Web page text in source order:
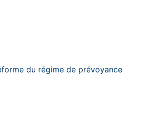
du régime de prévoyance